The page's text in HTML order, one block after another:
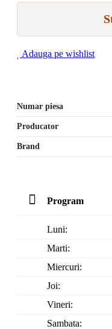
Adauga pe wishlist
Numar piesa
Producator
Brand
Program
Luni:
Marti:
Miercuri:
Joi:
Vineri:
Sambata: